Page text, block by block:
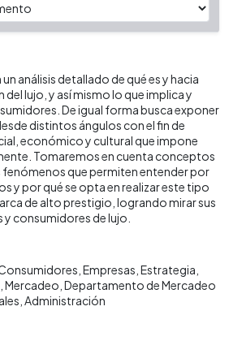
análisis detallado de qué es y hacia
lujo, y así mismo lo que implica y
De igual forma busca exponer
distintos ángulos con el fin de
económico y cultural que impone
Tomaremos en cuenta conceptos
fenómenos que permiten entender por
y por qué se opta en realizar este tipo
de alto prestigio, logrando mirar sus
consumidores de lujo.
Empresas Estrategia
Mercadeo Departamento de Mercadeo
Administración